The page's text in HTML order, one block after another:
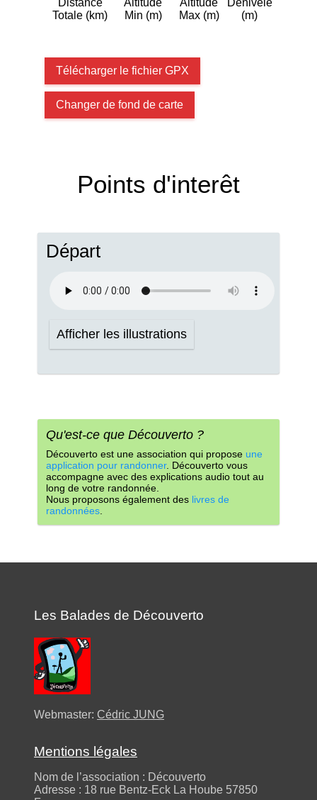
Distance
Totale (km)
Altitude
Min (m)
Altitude
Max (m)
Dénivelé
(m)
Télécharger le fichier GPX
Changer de fond de carte
Points d'interêt
Départ
Afficher les illustrations
Qu'est-ce que Découverto ?
Découverto est une association qui propose une
application pour randonner. Découverto vous
accompagne avec des explications audio tout au
long de votre randonnée.
Nous proposons également des livres de
randonnées
Les Balades de Découverto
Webmaster: Cédric JUNG
Mentions légales
Nom de l’association : Découverto
Adresse : 18 rue Bentz-Eck La Hoube 57850